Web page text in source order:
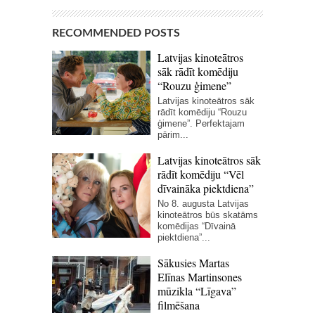
RECOMMENDED POSTS
Latvijas kinoteātros
sāk rādīt komēdiju
“Rouzu ģimene”
Latvijas kinoteātros sāk
rādīt komēdiju “Rouzu
ģimene”. Perfektajam
pārim...
Latvijas kinoteātros sāk
rādīt komēdiju “Vēl
dīvaināka piektdiena”
No 8. augusta Latvijas
kinoteātros būs skatāms
komēdijas “Dīvainā
piektdiena”...
Sākusies Martas
Elīnas Martinsones
mūzikla “Līgava”
filmēšana